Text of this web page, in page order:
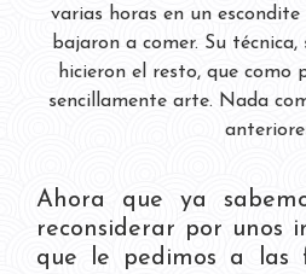
varias horas en un
bajaron a comer. Su
hicieron el resto, que como
sencillamente arte. Nada
Ahora que ya
reconsiderar por unos
que le pedimos a las